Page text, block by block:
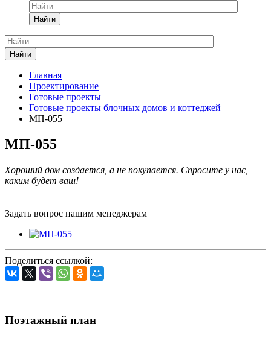
Найти
Найти
Главная
Проектирование
Готовые проекты
Готовые проекты блочных домов и коттеджей
МП-055
МП-055
Хороший дом создается, а не покупается. Спросите у нас,
каким будет ваш!
Задать вопрос нашим менеджерам
Поделиться ссылкой:
Поэтажный план